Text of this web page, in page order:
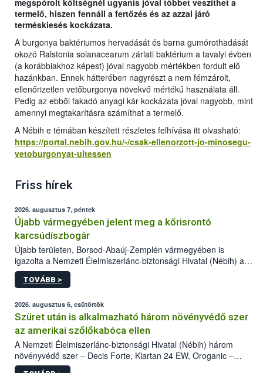
megspórolt költségnél ugyanis jóval többet veszíthet a
termelő, hiszen fennáll a fertőzés és az azzal járó
terméskiesés kockázata.
A burgonya baktériumos hervadását és barna gumórothadását
okozó Ralstonia solanacearum zárlati baktérium a tavalyi évben
(a korábbiakhoz képest) jóval nagyobb mértékben fordult elő
hazánkban. Ennek hátterében nagyrészt a nem fémzárolt,
ellenőrizetlen vetőburgonya növekvő mértékű használata áll.
Pedig az ebből fakadó anyagi kár kockázata jóval nagyobb, mint
amennyi megtakarításra számíthat a termelő.
A Nébih e témában készített részletes felhívása itt olvasható:
https://portal.nebih.gov.hu/-/csak-ellenorzott-jo-minosegu-
vetoburgonyat-ultessen
Friss hírek
2026. augusztus 7, péntek
Újabb vármegyében jelent meg a kőrisrontó
karcsúdíszbogár
Újabb területen, Borsod-Abaúj-Zemplén vármegyében is
igazolta a Nemzeti Élelmiszerlánc-biztonsági Hivatal (Nébih) a
kőrisrontó karcsúdíszbogár (Agrilus planipennis) jelenlétét. A
kártevőt nem csak színcsapdában találták meg, de már fertőzött
az intenzív felderítést, emellett az intézkedéseket a szlovák
hatósággal is összehangolják a terjedés megállítása érdekében.
TOVÁBB >
2026. augusztus 6, csütörtök
Szüret után is alkalmazható három növényvédő szer
az amerikai szőlőkabóca ellen
A Nemzeti Élelmiszerlánc-biztonsági Hivatal (Nébih) három
növényvédő szer – Decis Forte, Klartan 24 EW, Oroganic –
engedélyokiratát módosította, így azok a szüretet követően,